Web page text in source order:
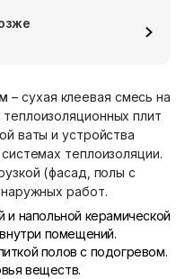
– сухая клеевая смесь на
плит
ваты и устройства
теплоизоляции.
(фасад, полы с
работ.
и напольной керамической
помещений.
полов с подогревом.
веществ.